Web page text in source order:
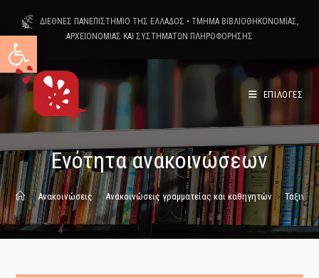
Ανοίξτε τη γραμμή εργαλείων
content
ΔΙΕΘΝΕΣ ΠΑΝΕΠΙΣΤΗΜΙΟ ΤΗΣ ΕΛΛΑΔΟΣ • ΤΜΗΜΑ ΒΙΒΛΙΟΘΗΚΟΝΟΜΙΑΣ,
ΑΡΧΕΙΟΝΟΜΙΑΣ ΚΑΙ ΣΥΣΤΗΜΑΤΩΝ ΠΛΗΡΟΦΟΡΗΣΗΣ
ΕΠΙΛΟΓΕΣ
Ενότητα ανακοινώσεων
> Ανακοινώσεις > Ανακοινώσεις γραμματείας και καθηγητών >